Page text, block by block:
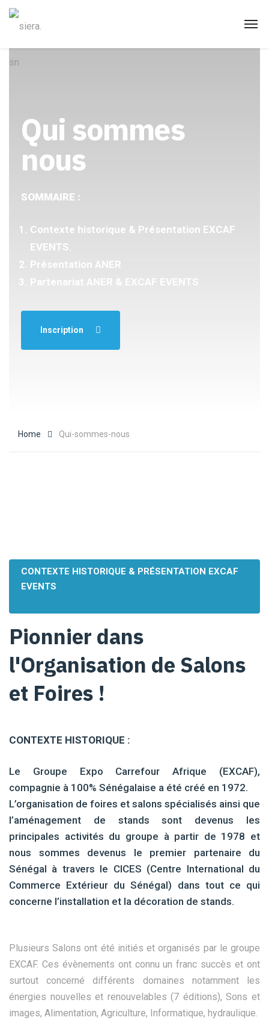
Qui sommes
nous
SOMMAIRE :
Contexte historique & Présentation EXCAF
EVENTS.
Présentation ANER
Partenariat ANER & EXCAF EVENTS
Inscription
Home Qui-sommes-nous
CONTEXTE HISTORIQUE & PRÉSENTATION EXCAF
EVENTS
Pionnier dans
l'Organisation de Salons
et Foires !
CONTEXTE HISTORIQUE :
Le Groupe Expo Carrefour Afrique (EXCAF),
compagnie à 100% Sénégalaise a été créé en 1972.
L’organisation de foires et salons spécialisés ainsi que
l’aménagement de stands sont devenus les
principales activités du groupe à partir de 1978 et
nous sommes devenus le premier partenaire du
Sénégal à travers le CICES (Centre International du
Commerce Extérieur du Sénégal) dans tout ce qui
concerne l’installation et la décoration de stands.
Plusieurs Salons ont été initiés et organisés par le groupe
EXCAF. Ces évènements ont connu un franc succès et ont
surtout concerné différents domaines notamment les
énergies nouvelles et renouvelables (7 éditions), Sons et
images, Alimentation, Agriculture, Informatique, hydraulique.